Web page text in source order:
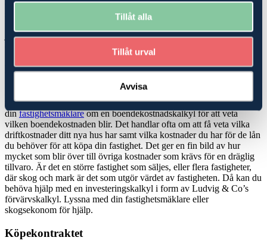
Tillåt alla
Tillåt urval
Avvisa
eller när en fastighet säljes. Hur ser det ut med EU-stöd och
stödrätter? Är marken utarrenderad och vad betyder det för dina
juridik, som kan hjälpa dig att hitta den bästa möjliga lösningen när
eller jordbruk-/ lantbruksfastighet
Köp- och investeringskalkyler
Köper du en mindre fastighet, en så kallad avstyckad gård där det
finns ett hus att bo i men mindre marker, kan du bli hjälpt av att be
dinfastighetsmäklareom en boendekostnadskalkyl för att veta
vilken boendekostnaden blir. Det handlar ofta om att få veta vilka
driftkostnader ditt nya hus har samt vilka kostnader du har för de lån
du behöver för att köpa din fastighet. Det ger en fin bild av hur
mycket som blir över till övriga kostnader som krävs för en dräglig
tillvaro. Är det en större fastighet som säljes, eller flera fastigheter,
där skog och mark är det som utgör värdet av fastigheten. Då kan du
behöva hjälp med en investeringskalkyl i form av Ludvig & Co’s
förvärvskalkyl. Lyssna med din fastighetsmäklare eller
skogsekonom för hjälp.
Köpekontraktet